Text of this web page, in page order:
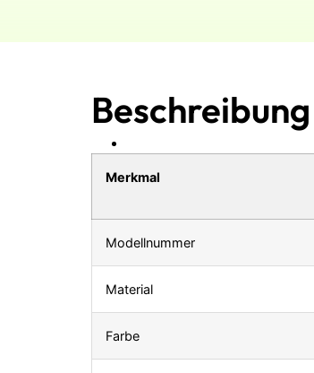
Merkmal
Modellnummer
Material
Farbe